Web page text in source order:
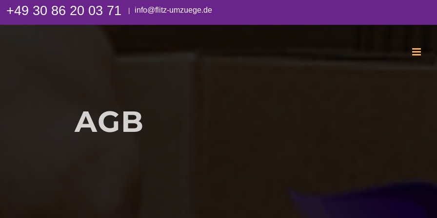
+49 30 86 20 03 71 info@flitz-umzuege.de
AGB